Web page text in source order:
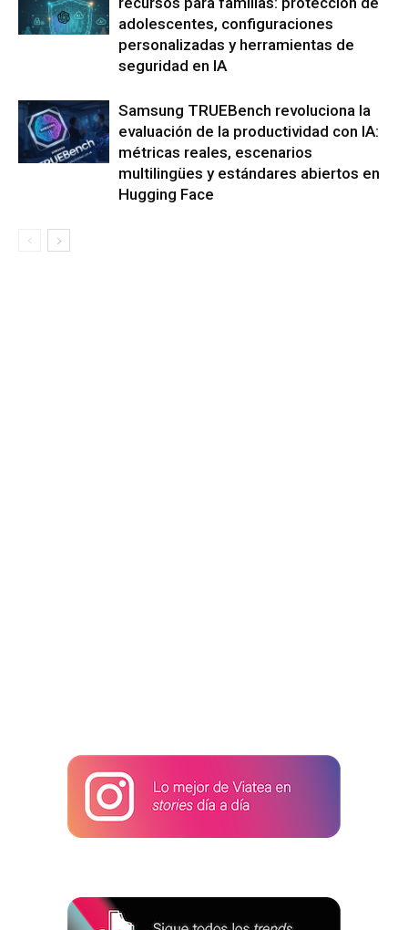
adolescentes, configuraciones
personalizadas y herramientas de
seguridad en IA
Samsung TRUEBench revoluciona la
evaluación de la productividad con IA:
métricas reales, escenarios
multilingües y estándares abiertos en
Hugging Face